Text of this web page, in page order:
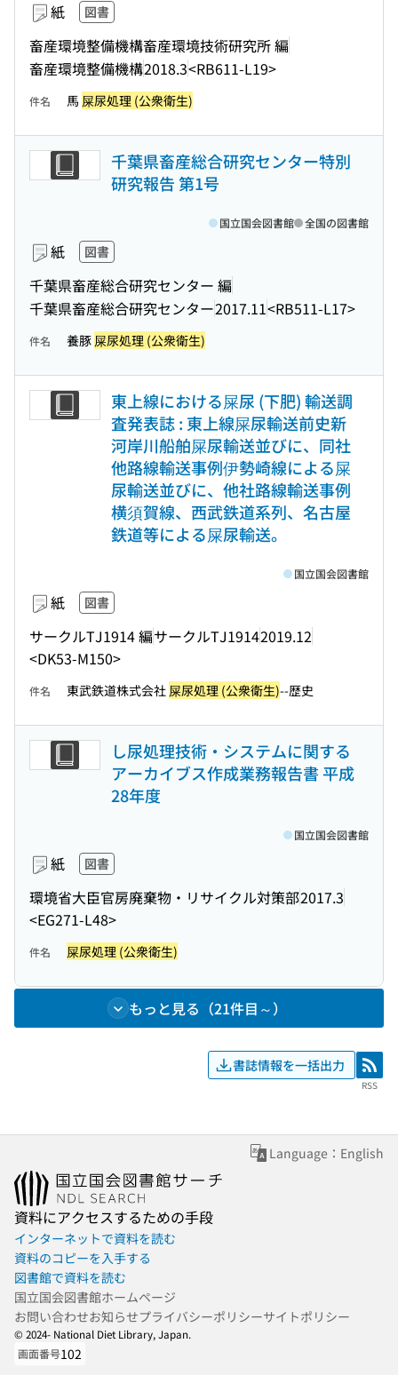
紙 図書
畜産環境整備機構畜産環境技術研究所 編
畜産環境整備機構2018.3<RB611-L19>
件名 馬 屎尿処理 (公衆衛生)
千葉県畜産総合研究センター特別
研究報告 第1号
紙 図書
千葉県畜産総合研究センター 編
千葉県畜産総合研究センター2017.11<RB511-L17>
国立国会図書館 全国の図書館
件名 養豚 屎尿処理 (公衆衛生)
東上線における屎尿 (下肥) 輸送調
査発表誌 : 東上線屎尿輸送前史新
河岸川船舶屎尿輸送並びに、同社
他路線輸送事例伊勢崎線による屎
尿輸送並びに、他社路線輸送事例
横須賀線、西武鉄道系列、名古屋
鉄道等による屎尿輸送。
紙 図書
サークルTJ1914 編サークルTJ19142019.12
<DK53-M150>
国立国会図書館
件名 東武鉄道株式会社 屎尿処理 (公衆衛生)--歴史
し尿処理技術・システムに関する
アーカイブス作成業務報告書 平成
28年度
紙 図書
環境省大臣官房廃棄物・リサイクル対策部2017.3
<EG271-L48>
国立国会図書館
件名 屎尿処理 (公衆衛生)
もっと見る（21件目～）
書誌情報を一括出力 RSS
RSS
Language：English
資料にアクセスするための手段
インターネットで資料を読む
資料のコピーを入手する
図書館で資料を読む
国立国会図書館ホームページ
お問い合わせお知らせプライバシーポリシーサイトポリシー
© 2024- National Diet Library, Japan.
画面番号102